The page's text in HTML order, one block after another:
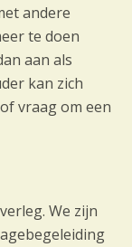
andere
te doen
aan als
kan zich
of vraag om een
We zijn